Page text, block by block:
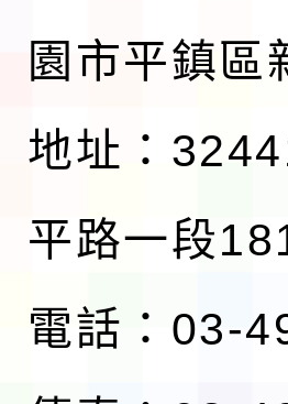
園市平鎮區
地址：
平路一段
電話：03-